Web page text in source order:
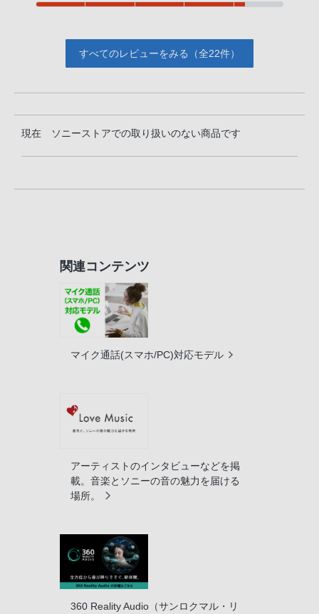
すべてのレビューをみる（全22件）
現在 ソニーストアでの取り扱いのない商品です
関連コンテンツ
マイク通話(スマホ/PC)対応モデル
アーティストのインタビューなどを掲
載。音楽とソニーの音の魅力を届ける
場所。
360 Reality Audio（サンロクマル・リ